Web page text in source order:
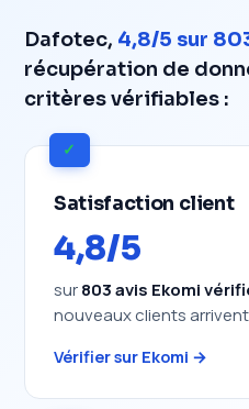
Dafotec, 4,8/5 sur
récupération de
critères vérifiables :
✓
Satisfaction client
4,8/5
sur803 avis Ekomi
nouveaux clients
Vérifier sur Ekomi →